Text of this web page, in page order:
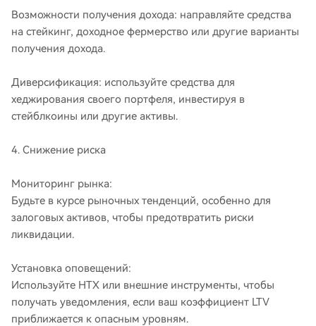
Возможности получения дохода: направляйте средства
на стейкинг, доходное фермерство или другие варианты
получения дохода.
Диверсификация: используйте средства для
хеджирования своего портфеля, инвестируя в
стейблкоины или другие активы.
4. Снижение риска
Мониторинг рынка:
Будьте в курсе рыночных тенденций, особенно для
залоговых активов, чтобы предотвратить риски
ликвидации.
Установка оповещений:
Используйте HTX или внешние инструменты, чтобы
получать уведомления, если ваш коэффициент LTV
приближается к опасным уровням.